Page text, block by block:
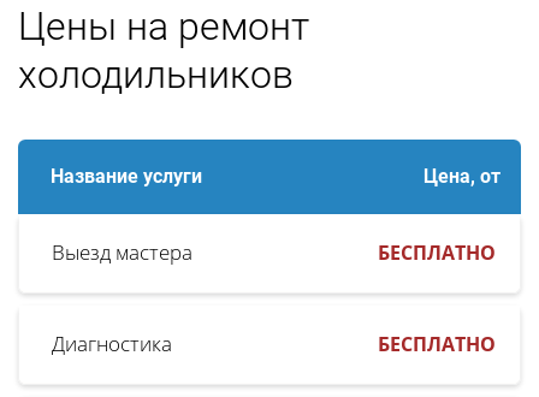
Цены на ремонт
холодильников
Название услуги Цена, от
Выезд мастера БЕСПЛАТНО
Диагностика БЕСПЛАТНО